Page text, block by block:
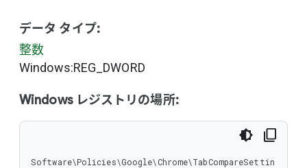
データ タイプ:
整数
Windows:REG_DWORD
Windows レジストリの場所:
Software\Policies\Google\Chrome\TabCompareSettin